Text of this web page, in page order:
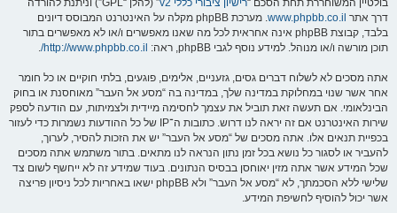
בולטיין המשוחררת תחת הסכם “רישיון ציבורי כללי v2
” (להלן “GPL”) וניתנת להורדה
דרך אתר www.phpbb.co.il
. מערכת phpBB מקלה על האינטרנט המבוסס דיונים
בלבד, קבוצת phpBB אינה אחראית לכל מה שאנו מאפשרים ו/או לא מאפשרים בתור
תוכן מורשה ו/או מנוהל. למידע נוסף לגבי phpBB, ראה:
http://www.phpbb.co.il/
.
אתה מסכים לא לשלוח דברים גסים, גזעניים, אלימים, פוגעים, בלתי חוקיים או כל חומר
אחר אשר שנוי במחלוקת במדינה שלך, במדינה בה “מסע אל העבר” מאוחסנת או בחוק
הבינלאומי. אם תעשה זאת תוביל את עצמך לחסימה מיידית ולצמיתות, עם הודעה לספק
שירות האינטרנט אם זה יראה לנו דרוש. כתובות ה־IP של כל ההודעות נשמרות כדי לעזור
בכפיית תנאים אלו. אתה מסכים של “מסע אל העבר” יש את הזכות להסיר, לערוך,
להעביר או לסגור כל נושא בכל זמן נתון הנראה לנו מתאים. בתור משתמש אתה מסכים
שכל המידע אשר אתה מזין יאוחסן בבסיס הנתונים. בעוד שמידע זה לא ייחשף לשום צד
שלישי ללא הסכמתך, לא “מסע אל העבר” ולא phpBB ישאו באחריות לכל ניסיון פריצה
אשר יכול להוסיף לחשיפת המידע.